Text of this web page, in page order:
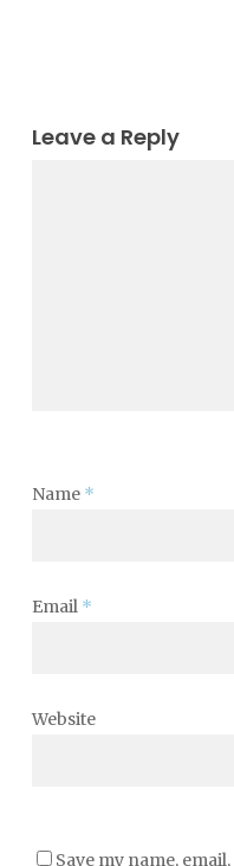
Leave a Reply
Name *
Email *
Website
Save my name,